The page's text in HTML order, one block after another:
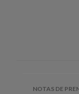
NOTAS DE